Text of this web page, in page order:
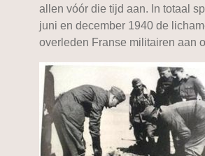
allen vóór die tijd aan. In totaal
juni en december 1940 de
overleden Franse militairen aan